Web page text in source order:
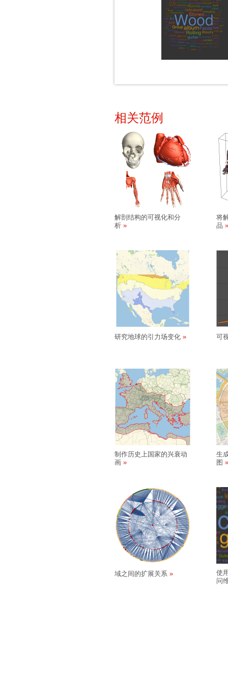
相关范例
解剖结构的可视化和分
析
将
品
研究地球的引力场变化 可
制作历史上国家的兴衰动
画
生
图
域之间的扩展关系
使
问